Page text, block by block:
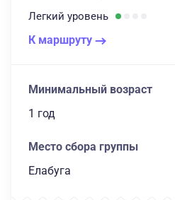
Легкий уровень
К маршруту
Минимальный возраст
1 год
Место сбора группы
Елабуга